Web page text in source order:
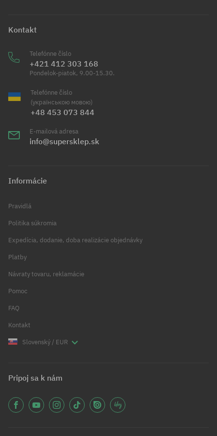
Kontakt
Telefónne číslo
+421 412 303 168
Pondelok-piatok, 9.00-15.30.
Telefónne číslo
(українською мовою)
+48 453 073 844
E-mailová adresa
info@supersklep.sk
Informácie
Pravidlá
Politika súkromia
Expedícia, dodanie, doba realizácie objednávky
Platby
Návraty tovaru, reklamácie
Pomoc
FAQ
Kontakt
Slovenský / EUR
Pripoj sa k nám